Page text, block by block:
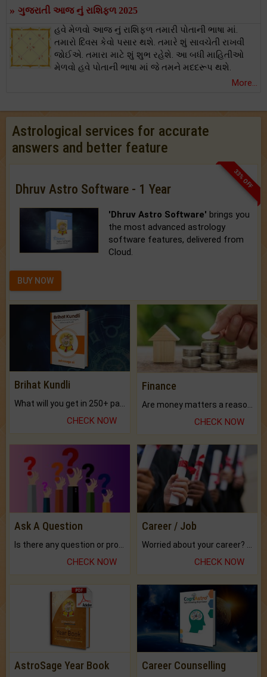
» ગુજરાતી આજ નું રાશિફળ 2025
હવે મેળવો આજ નું રાશિફળ તમારી પોતાની ભાષા માં.
તમારો દિવસ કેવો પસાર થશે. તમારે શું સાવચેતી રાખવી
જોઈએ. તમારા માટે શું શુભ રહેશે. આ બધી માહિતીઓ
મેળવો હવે પોતાની ભાષા માં જે તમને મદદરૂપ થશે.
More...
Astrological services for accurate
answers and better feature
33% OFF
Dhruv Astro Software - 1 Year
'Dhruv Astro Software' brings you
the most advanced astrology
software features, delivered from
Cloud.
BUY NOW
Brihat Kundli
CHECK NOW
Finance
CHECK NOW
Ask A Question
CHECK NOW
Career / Job
CHECK NOW
AstroSage Year Book Career Counselling